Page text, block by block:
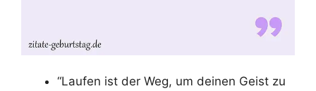
“Laufen ist der Weg, um deinen Geist zu